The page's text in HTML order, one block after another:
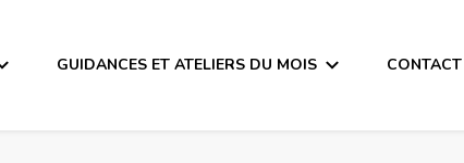
GUIDANCES ET ATELIERS DU MOIS CONTACT